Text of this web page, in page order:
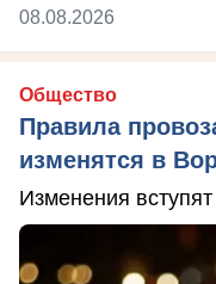
08.08.2026
Общество
Правила
изменятся в
Изменения